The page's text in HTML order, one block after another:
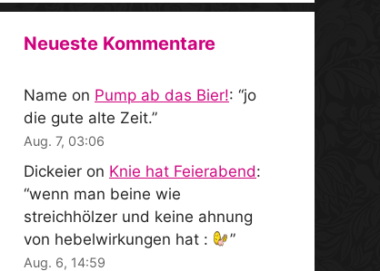
Neueste Kommentare
Name on Pump ab das Bier!: “jo
die gute alte Zeit.”
Aug. 7, 03:06
Dickeier on Knie hat Feierabend:
“wenn man beine wie
streichhölzer und keine ahnung
von hebelwirkungen hat :
”
Aug. 6, 14:59